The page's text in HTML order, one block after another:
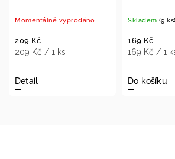
Skladem (9 ks)
169 Kč / 1 ks